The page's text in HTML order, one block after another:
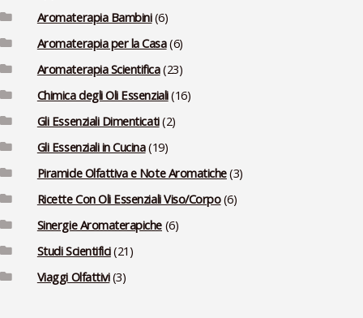
Aromaterapia Bambini(6)
Aromaterapia per la Casa(6)
Aromaterapia Scientifica(23)
Chimica degli Oli Essenziali(16)
Gli Essenziali Dimenticati(2)
Gli Essenziali in Cucina(19)
Piramide Olfattiva e Note Aromatiche(3)
Ricette Con Oli Essenziali Viso/Corpo(6)
Sinergie Aromaterapiche (6)
Studi Scientifici(21)
Viaggi Olfattivi(3)